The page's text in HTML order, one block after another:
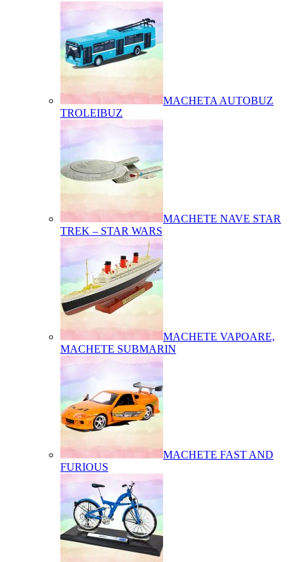
MACHETA AUTOBUZ
TROLEIBUZ
MACHETE NAVE STAR
TREK – STAR WARS
MACHETE VAPOARE,
MACHETE SUBMARIN
MACHETE FAST AND
FURIOUS